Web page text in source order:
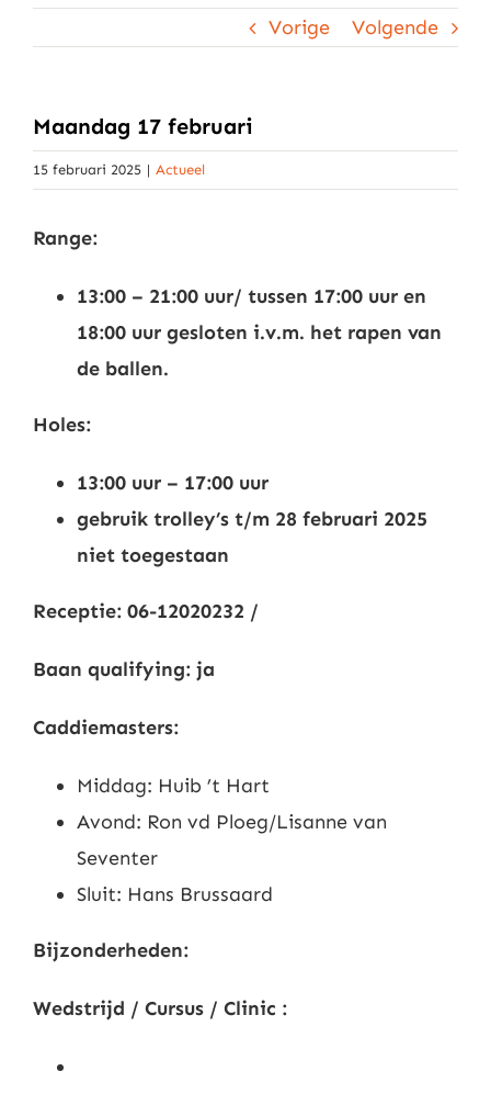
Lessen
Arrangementen
Activiteitenkalender
Nieuws
Leden
Vorige Volgende
Maandag 17 februari
15 februari 2025 | Actueel
Range:
13:00 – 21:00 uur/ tussen 17:00 uur en
18:00 uur gesloten i.v.m. het rapen van
de ballen.
Holes:
13:00 uur – 17:00 uur
gebruik trolley’s t/m 28 februari 2025
niet toegestaan
Receptie: 06-12020232 /
Baan qualifying: ja
Caddiemasters:
Middag: Huib ’t Hart
Avond: Ron vd Ploeg/Lisanne van
Seventer
Sluit: Hans Brussaard
Bijzonderheden:
Wedstrijd / Cursus / Clinic :